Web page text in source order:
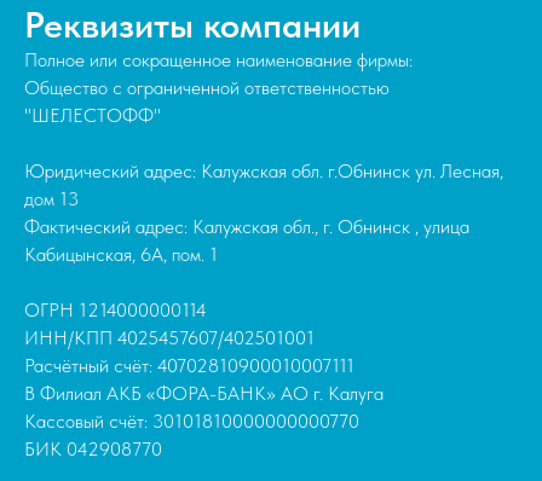
Реквизиты компании
Полное или сокращенное наименование фирмы:
Общество с ограниченной ответственностью
"ШЕЛЕСТОФФ"
Юридический адрес: Калужская обл. г.Обнинск ул. Лесная,
дом 13
Фактический адрес: Калужская обл., г. Обнинск , улица
Кабицынская, 6А, пом. 1
ОГРН 1214000000114
ИНН/КПП 4025457607/402501001
Расчётный счёт: 40702810900010007111
В Филиал АКБ «ФОРА-БАНК» АО г. Калуга
Кассовый счёт: 30101810000000000770
БИК 042908770